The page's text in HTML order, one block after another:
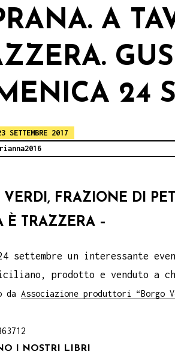
A
24
SETTEMBRE 2017
VERDI, FRAZIONE DI
È TRAZZERA –
24 settembre un interessante
prodotto e venduto a
da Associazione produttori “Borgo
I NOSTRI LIBRI